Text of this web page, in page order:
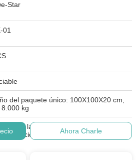
Star
01
del paquete único: 100X100X20 cm,
8.000 kg
caso de las empresas de servicios de
Ahora Charle